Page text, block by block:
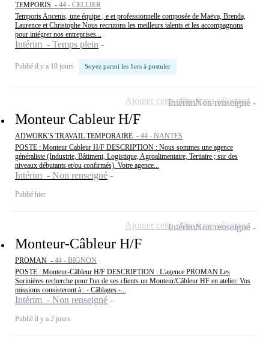
TEMPORIS - 44 - CELLIER
Temporis Ancenis, une équipe , e et professionnelle composée de Maëva, Brenda,
Laurence et Christophe Nous recrutons les meilleurs talents et les accompagnons
pour intégrer nos entreprises...
Intérim - Temps plein
Publié il y a 18 jours Soyez parmi les 1ers à postuler
Monteur Cableur H/F
ADWORK'S TRAVAIL TEMPORAIRE - 44 - NANTES
POSTE : Monteur Cableur H/F DESCRIPTION : Nous sommes une agence
généraliste (Industrie, Bâtiment, Logistique, Agroalimentaire, Tertiaire ; sur des
niveaux débutants et/ou confirmés). Votre agence...
Intérim - Non renseigné
Publié hier
IntérimNon renseigné
Ajouter cette offre à ma sélection
Monteur-Câbleur H/F
PROMAN - 44 - BIGNON
POSTE : Monteur-Câbleur H/F DESCRIPTION : L'agence PROMAN Les
Sorinières recherche pour l'un de ses clients un Monteur/Câbleur HF en atelier. Vos
missions consisteront à : - Câblages -...
Intérim - Non renseigné
Publié il y a 2 jours
IntérimNon renseigné
Ajouter cette offre à ma sélection